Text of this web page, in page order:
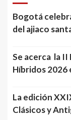
Bogotá
del ajiaco
Se acerca la II
Híbridos 2026
La edición
Clásicos y